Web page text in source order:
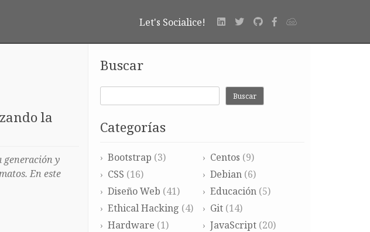
Let's Socialice!
la
generación y
En este
Buscar
Buscar
Categorías
Bootstrap (3) Centos (9)
CSS (16) Debian(6)
Diseño Web (41) Educación(5)
Ethical Hacking (4) Git(14)
Hardware (1) JavaScript(20)